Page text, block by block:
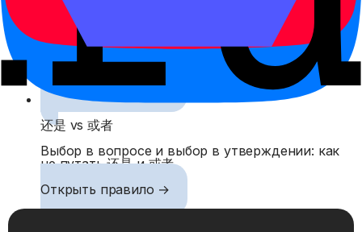
不但……而且……: не только, но и
不但……而且…… соединяет два факта, причём
второй обычно добавляет более сильный
аргумент.
Открыть правило →
还是 vs 或者
Выбор в вопросе и выбор в утверждении: как
не путать 还是 и 或者.
Открыть правило →